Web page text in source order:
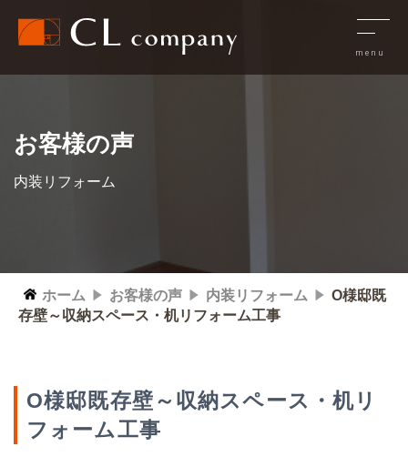
お客様の声
内装リフォーム
ホーム お客様の声 内装リフォーム
O様邸既
存壁～収納スペース・机リフォーム工事
O様邸既存壁～収納スペース・机リ
フォーム工事